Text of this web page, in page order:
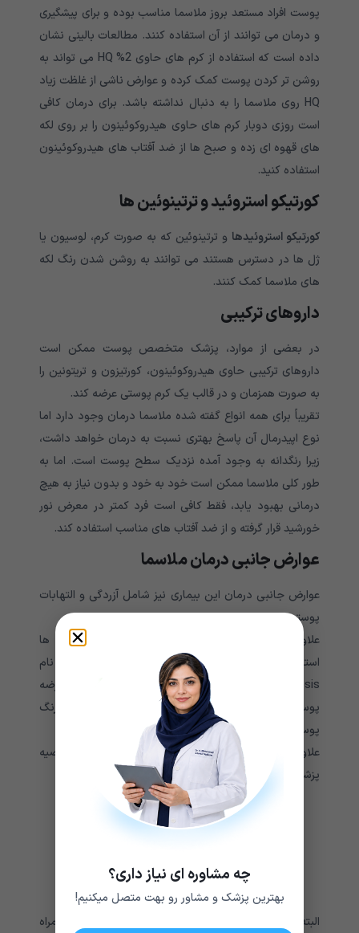
پوست افراد مستعد بروز ملاسما مناسب بوده و برای پیشگیری
و درمان می توانند از آن استفاده کنند. مطالعات بالینی نشان
داده است که استفاده از کرم های حاوی 2% HQ می تواند به
روشن تر کردن پوست کمک کرده و عوارض ناشی از غلظت زیاد
HQ روی ملاسما را به دنبال نداشته باشد. برای درمان کافی
است روزی دوبار کرم های حاوی هیدروکوئینون را بر روی لکه
های قهوه ای زده و صبح ها از ضد آفتاب های هیدروکوئینون
استفاده کنید.
کورتیکو استروئید و ترتینوئین ها
کورتیکو استروئیدها و ترتینوئین که به صورت کرم، لوسیون یا
ژل ها در دسترس هستند می توانند به روشن شدن رنگ لکه
های ملاسما کمک کنند.
داروهای ترکیبی
در بعضی از موارد، پزشک متخصص پوست ممکن است
داروهای ترکیبی حاوی هیدروکوئینون، کورتیزون و تریتونین را
به صورت همزمان و در قالب یک کرم پوستی عرضه کند.
تقریباً برای همه انواع گفته شده ملاسما درمان وجود دارد اما
نوع اپیدرمال آن پاسخ بهتری نسبت به درمان خواهد داشت،
زیرا رنگدانه به وجود آمده نزدیک سطح پوست است. اما به
طور کلی ملاسما ممکن است خود به خود و بدون نیاز به هیچ
درمانی بهبود یابد، فقط کافی است فرد کمتر در معرض نور
خورشید قرار گرفته و از ضد آفتاب های مناسب استفاده کند.
عوارض جانبی درمان ملاسما
عوارض جانبی درمان این بیماری نیز شامل آزردگی و التهابات
پوستی می شود.
علاوه بر این افرادی که به مدت طولانی از این درمان ها
استفاده کنند ممکن است دچار عارضه جانبی به نام
exogenous ochronosis شود. در نتیجه بروز این عارضه
پوستی، با وجود استفاده از مواد سفید کننده پوست، رنگ
پوست فرد روز به روز تیره تر خواهد شد.
علاوه بر شیوه درمانی گفته شده می توان با مشورت و توصیه
پزشک از درمان های زیر استفاده کرد:
لیزر درمانی
ور درمانی
میکرودرم ابریشن
لایه بردارهای شیمیایی
البته بعضی از این شیوه های درمانی عوارض جانبی به همراه
چه مشاوره ای نیاز داری؟
بهترین پزشک و مشاور رو بهت متصل میکنیم!